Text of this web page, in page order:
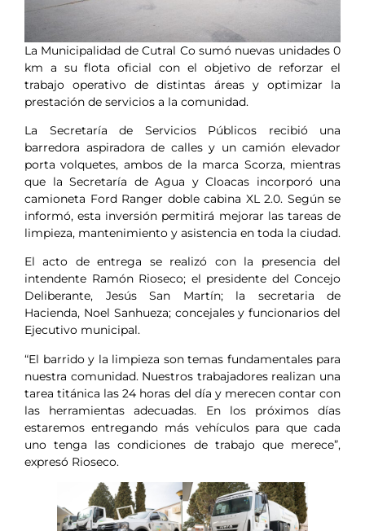
La Municipalidad de Cutral Co sumó nuevas unidades 0
km a su flota oficial con el objetivo de reforzar el
trabajo operativo de distintas áreas y optimizar la
prestación de servicios a la comunidad.
La Secretaría de Servicios Públicos recibió una
barredora aspiradora de calles y un camión elevador
porta volquetes, ambos de la marca Scorza, mientras
que la Secretaría de Agua y Cloacas incorporó una
camioneta Ford Ranger doble cabina XL 2.0. Según se
informó, esta inversión permitirá mejorar las tareas de
limpieza, mantenimiento y asistencia en toda la ciudad.
El acto de entrega se realizó con la presencia del
intendente Ramón Rioseco; el presidente del Concejo
Deliberante, Jesús San Martín; la secretaria de
Hacienda, Noel Sanhueza; concejales y funcionarios del
Ejecutivo municipal.
“El barrido y la limpieza son temas fundamentales para
nuestra comunidad. Nuestros trabajadores realizan una
tarea titánica las 24 horas del día y merecen contar con
las herramientas adecuadas. En los próximos días
estaremos entregando más vehículos para que cada
uno tenga las condiciones de trabajo que merece”,
expresó Rioseco.